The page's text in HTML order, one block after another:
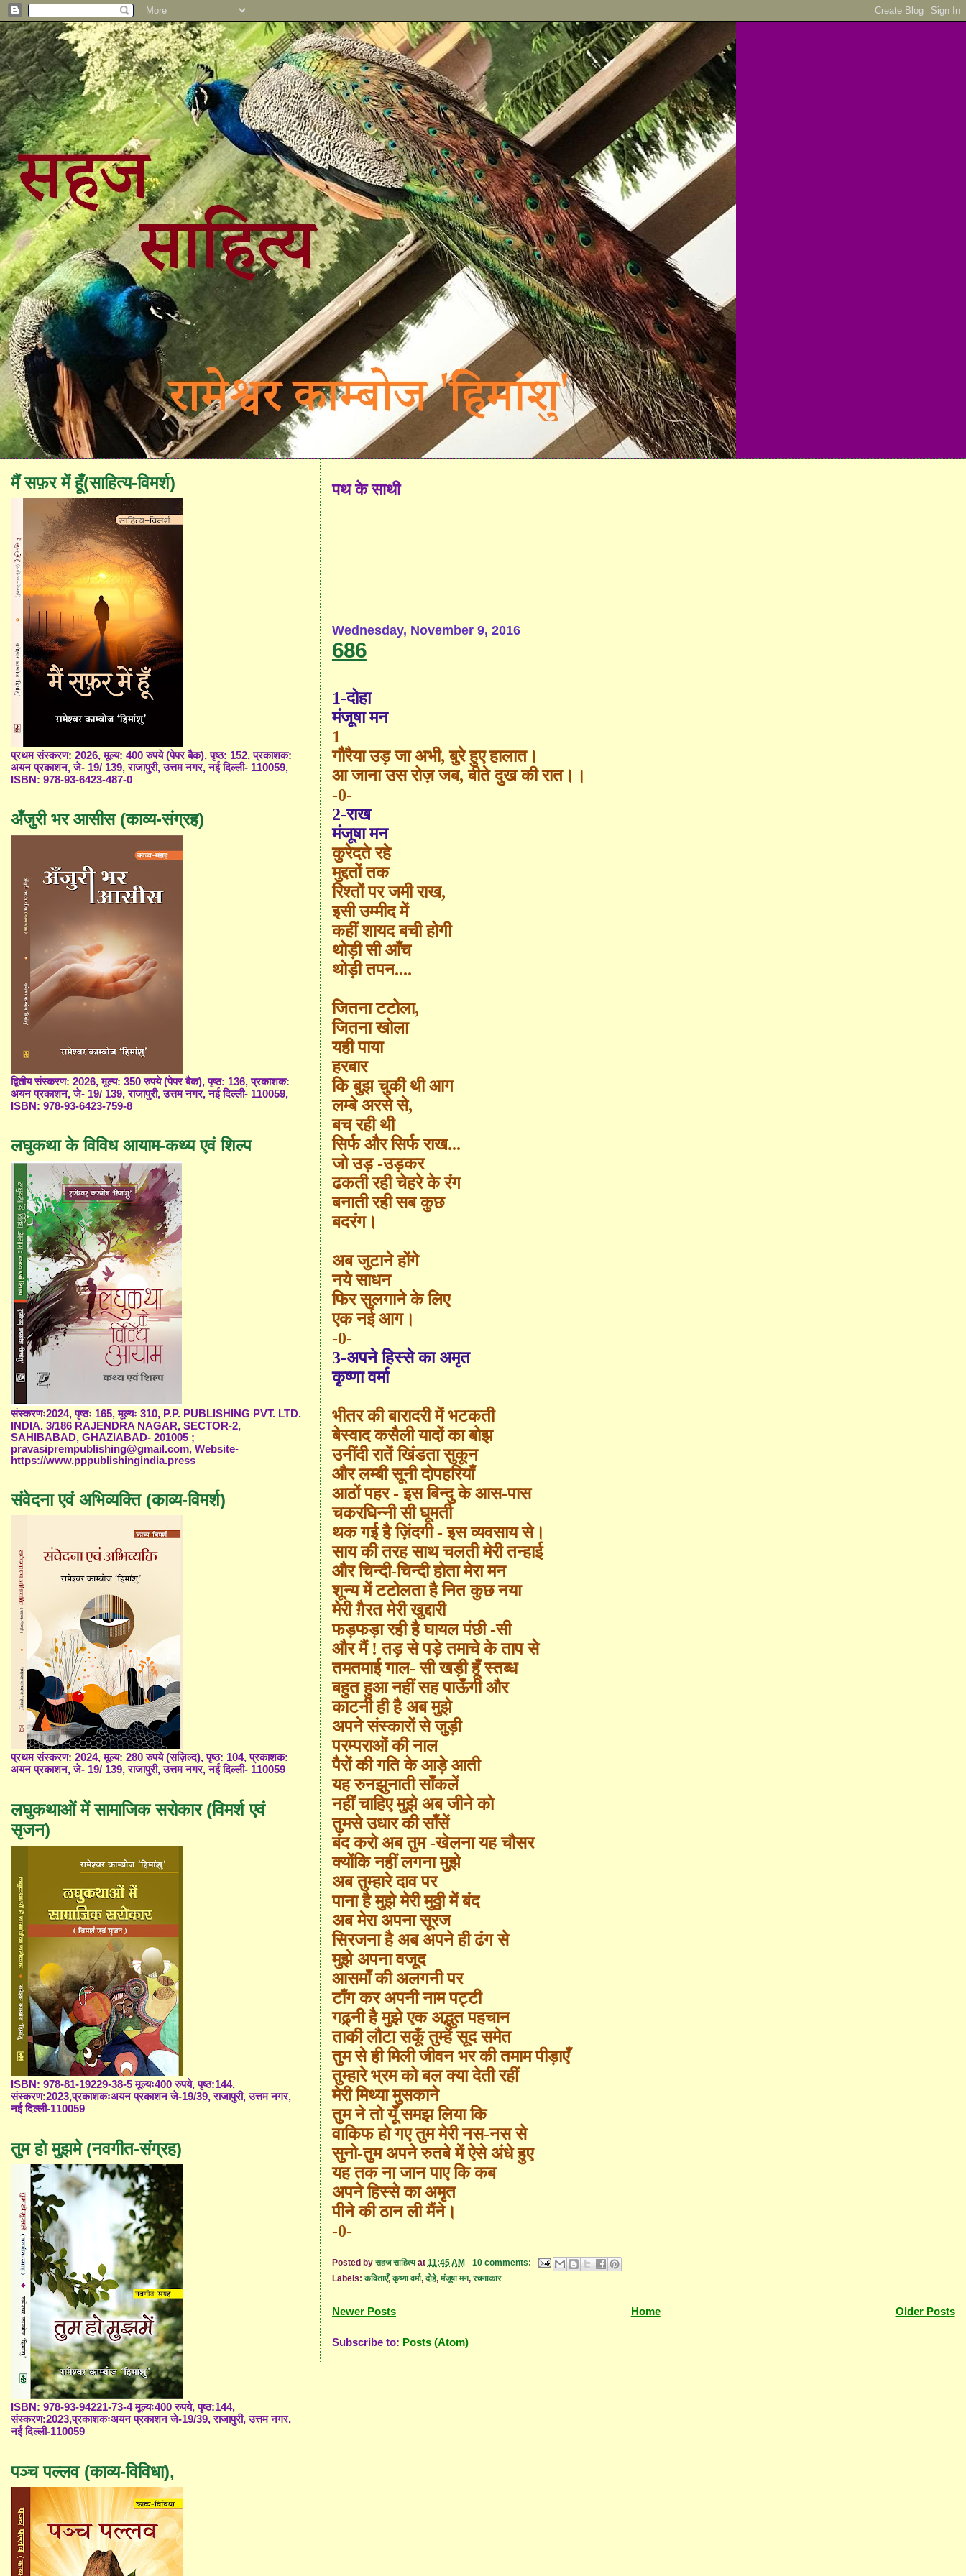
पथ के साथी
Wednesday, November 9, 2016
686
1-दोहा
मंजूषा मन
1
गौरैया उड़ जा अभी,बुरे हुए हालात।
आ जाना उस रोज़जब,बीते दुख की रात।।
-0-
2-राख
मंजूषा मन
कुरेदते रहे
मुद्दतों तक
रिश्तों पर जमी राख,
इसी उम्मीद में
कहीं शायद बची होगी
थोड़ी सीआँच
थोड़ी तपन....
जितना टटोला,
जितना खोला
यही पाया
हरबार
कि बुझ चुकी थी आग
लम्बे अरसे से,
बच रही थी
सिर्फ और सिर्फ राख...
जो उड़-उड़कर
ढकती रही चेहरे के रंग
बनाती रही सब कुछ
बदरंग।
अब जुटाने होंगे
नये साधन
फिर सुलगानेके लिए
एक नई आग।
-0-
3-अपने हिस्से का अमृत
कृष्णा वर्मा
भीतर की बारादरी में भटकती
बेस्वाद कसैली यादों का बोझ
उनींदी रातें खिंडता सुकून
और लम्बी सूनी दोपहरियाँ
आठों पहर - इस बिन्दुके आस-पास
चकरघिन्नी सी घूमती
थक गई है ज़िंदगी - इस व्यवसाय से।
साय की तरह साथ चलती मेरी तन्हाई
और चिन्दी-चिन्दी होता मेरा मन
शून्य में टटोलता है नित कुछ नया
मेरी ग़ैरत मेरी खुद्दारी
फड़फड़ा रही है घायल पंछी-सी
और मैं ! तड़ से पड़े तमाचे के ताप से
तमतमाई गाल- सी खड़ी हूँ स्तब्ध
बहुत हुआ नहीं सह पाऊँगी और
काटनी ही है अब मुझे
अपने संस्कारों से जुड़ी
परम्पराओं की नाल
पैरों की गति के आड़े आती
यह रुनझुनाती साँकलें
नहीं चाहिए मुझे अब जीने को
तुमसे उधार कीसाँसें
बंद करो अब तुम -खेलना यह चौसर
क्योंकि नहीं लगना मुझे
अब तुम्हारे दाव पर
पाना है मुझे मेरी मुठ्ठी में बंद
अब मेरा अपना सूरज
सिरजना है अब अपने ही ढंग से
मुझे अपना वजूद
आसमाँ की अलगनी पर
टाँग कर अपनी नाम पट्टी
गढ़्नी है मुझे एक अद्भुत पहचान
ताकी लौटा सकूँ तुम्हें सूद समेत
तुम से ही मिली जीवन भर की तमाम पीड़ाएँ
तुम्हारे भ्रम को बल क्या देती रहीं
मेरी मिथ्या मुसकाने
तुम ने तो यूँ समझ लिया कि
वाकिफ हो गए तुम मेरी नस-नस से
सुनो-तुम अपने रुतबे में ऐसे अंधे हुए
यह तक ना जान पाए कि कब
अपने हिस्से का अमृत
पीने की ठान ली मैंने।
-0-
Posted byसहज साहित्य at 11:45 AM
10 comments:
Labels:कविताएँ,कृष्णा वर्मा,दोहे,मंजूषा मन,रचनाकार
Newer Posts Older Posts
Home
Subscribe to: Posts (Atom)
मैं सफ़र में हूँ(साहित्य-विमर्श)
प्रथम संस्करण: 2026, मूल्य: 400 रुपये (पेपर बैक), पृष्ठ: 152, प्रकाशक:
अयन प्रकाशन, जे- 19/ 139, राजापुरी, उत्तम नगर, नई दिल्ली- 110059,
ISBN: 978-93-6423-487-0
अँजुरी भर आसीस (काव्य-संग्रह)
द्वितीय संस्करण: 2026, मूल्य: 350 रुपये (पेपर बैक), पृष्ठ: 136, प्रकाशक:
अयन प्रकाशन, जे- 19/ 139, राजापुरी, उत्तम नगर, नई दिल्ली- 110059,
ISBN: 978-93-6423-759-8
लघुकथा के विविध आयाम-कथ्य एवं शिल्प
संस्करणः2024, पृष्ठः 165, मूल्यः 310, P.P. PUBLISHING PVT. LTD.
INDIA. 3/186 RAJENDRA NAGAR, SECTOR-2,
SAHIBABAD, GHAZIABAD- 201005 ;
pravasiprempublishing@gmail.com, Website-
https://www.pppublishingindia.press
संवेदना एवं अभिव्यक्ति (काव्य-विमर्श)
प्रथम संस्करण: 2024, मूल्य: 280 रुपये (सज़िल्द), पृष्ठ: 104, प्रकाशक:
अयन प्रकाशन, जे- 19/ 139, राजापुरी, उत्तम नगर, नई दिल्ली- 110059
लघुकथाओं में सामाजिक सरोकार (विमर्श एवं
सृजन)
ISBN: 978-81-19229-38-5 मूल्यः400 रुपये, पृष्ठ:144,
संस्करण:2023,प्रकाशकःअयन प्रकाशन जे-19/39, राजापुरी, उत्तम नगर,
नई दिल्ली-110059
तुम हो मुझमे (नवगीत-संग्रह)
ISBN: 978-93-94221-73-4 मूल्यः400 रुपये, पृष्ठ:144,
संस्करण:2023,प्रकाशकःअयन प्रकाशन जे-19/39, राजापुरी, उत्तम नगर,
नई दिल्ली-110059
पञ्च पल्लव (काव्य-विविधा),